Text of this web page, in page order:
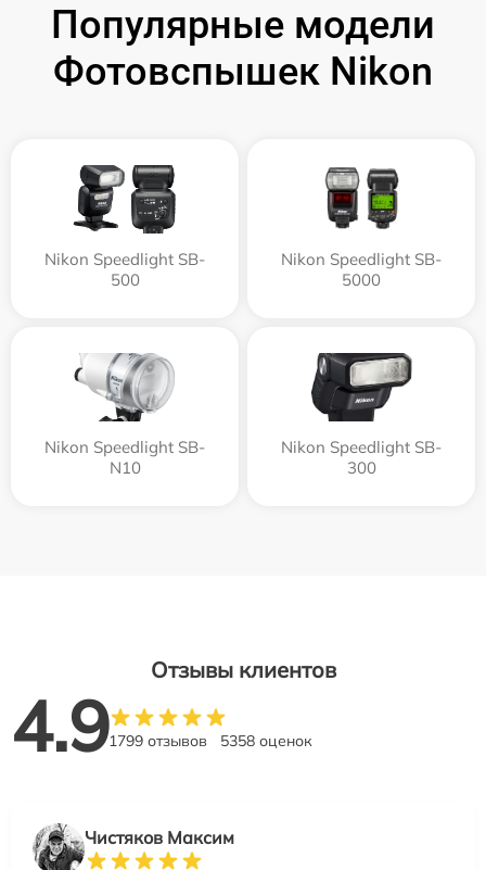
Популярные модели
Фотовспышек Nikon
Nikon Speedlight SB-
500
Nikon Speedlight SB-
5000
Nikon Speedlight SB-
N10
Nikon Speedlight SB-
300
Отзывы клиентов
4.91799 отзывов 5358 оценок
Чистяков Максим